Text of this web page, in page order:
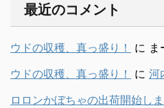
最近のコメント
ウドの収穫、真っ盛り！ に ま
ウドの収穫、真っ盛り！
に 河
ロロンかぼちゃの出荷開始しま